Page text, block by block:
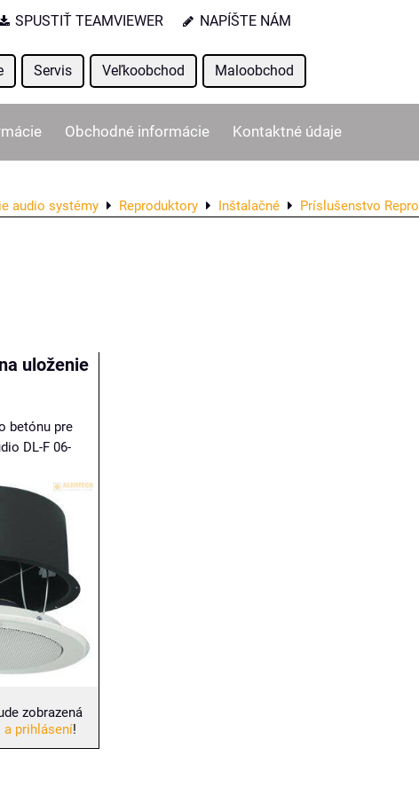
SPUSTIŤ TEAMVIEWER NAPÍŠTE NÁM
Servis Veľkoobchod Maloobchod
Obchodné informácie Kontaktné údaje
audio systémy Reproduktory Inštalačné Príslušenstvo Repro
uloženie
betónu pre
DL-F 06-
zobrazená
prihlásení!